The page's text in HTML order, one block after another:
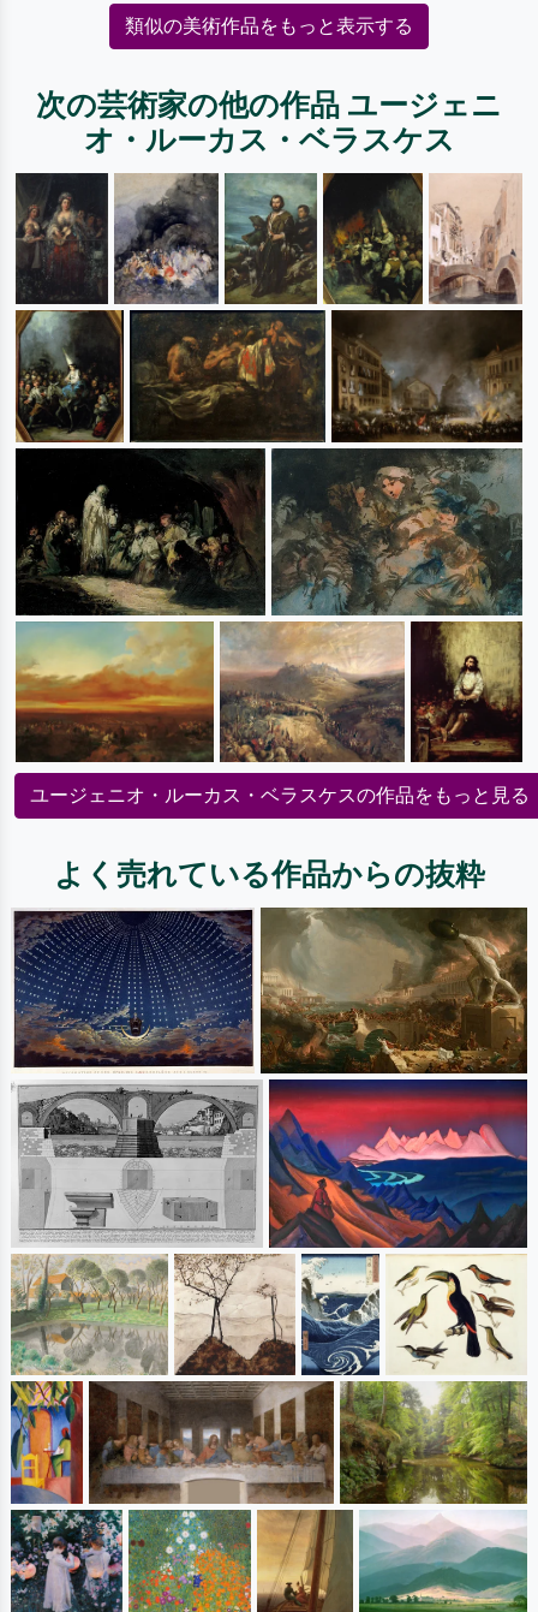
類似の美術作品をもっと表示する
次の芸術家の他の作品 ユージェニ
オ・ルーカス・ベラスケス
ユージェニオ・ルーカス・ベラスケスの作品をもっと見る
よく売れている作品からの抜粋